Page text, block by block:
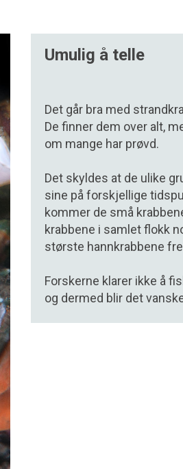
Umulig å telle
Det går bra med
De finner dem over alt,
om mange har prøvd.
Det skyldes at de ulike
sine på forskjellige
kommer de små
krabbene i samlet flokk
største hannkrabbene
Forskerne klarer ikke å
og dermed blir det